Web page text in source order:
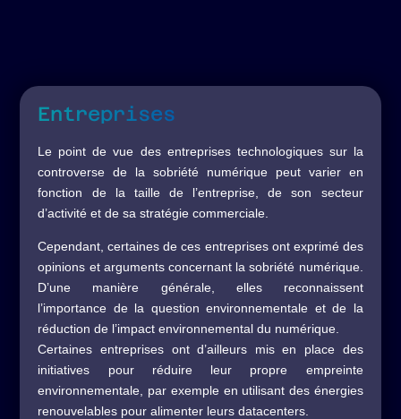
Entreprises
Le point de vue des entreprises technologiques sur la
controverse de la sobriété numérique peut varier en
fonction de la taille de l’entreprise, de son secteur
d’activité et de sa stratégie commerciale.
Cependant, certaines de ces entreprises ont exprimé des
opinions et arguments concernant la sobriété numérique.
D’une manière générale, elles reconnaissent
l’importance de la question environnementale et de la
réduction de l’impact environnemental du numérique.
Certaines entreprises ont d’ailleurs mis en place des
initiatives pour réduire leur propre empreinte
environnementale, par exemple en utilisant des énergies
renouvelables pour alimenter leurs datacenters.